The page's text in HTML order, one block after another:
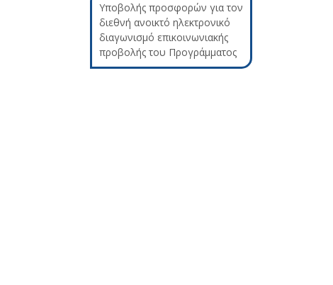
Υποβολής προσφορών για τον
διεθνή ανοικτό ηλεκτρονικό
διαγωνισμό επικοινωνιακής
προβολής του Προγράμματος